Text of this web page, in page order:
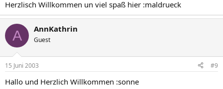
Herzlisch Willkommen un viel spaß hier :maldrueck
A AnnKathrin
Guest
15 Juni 2003 #9
Hallo und Herzlich Willkommen :sonne